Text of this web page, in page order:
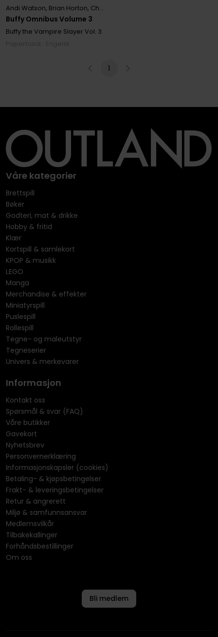
Buffy Omnibus Volume 3
Andi Watson, Brian Horton, Christopher Golden
Buffy the Vampire Slayer Vol. 3
1
Våre kategorier
Brettspill
Bøker
Godteri, mat & drikke
Hobby & fritid
Klær
Kortspill & samlekort
KPOP & musikk
LEGO
Manga
Merchandise & effekter
Miniatyrspill
Puslespill
Rollespill
Tegne- og maleutstyr
Tegneserier
Univers & merkevarer
Informasjon
Kontakt oss
Spørsmål & svar (FAQ)
Våre butikker
Gavekort
Nyhetsbrev
Personvernerklæring
Informasjonskapsler (cookies)
Betaling- & kjøpsbetingelser
Frakt- & leveringsbetingelser
Retur & angrerett
Miljø & samfunnsansvar
Medlemsvilkår
Tilbakekallinger
Forhåndsbestillinger
Om oss
Bli medlem